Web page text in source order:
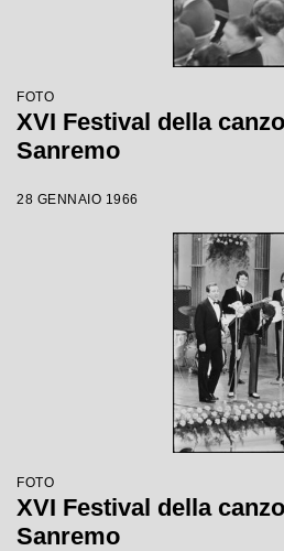
FOTO
XVI Festival della
Sanremo
28 GENNAIO 1966
FOTO
XVI Festival della
Sanremo